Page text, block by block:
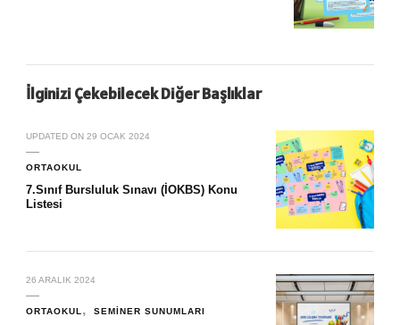
İlginizi Çekebilecek Diğer Başlıklar
UPDATED ON 29 OCAK 2024
ORTAOKUL
7.Sınıf Bursluluk Sınavı (İOKBS) Konu
Listesi
26 ARALIK 2024
ORTAOKUL SEMINER SUNUMLARI